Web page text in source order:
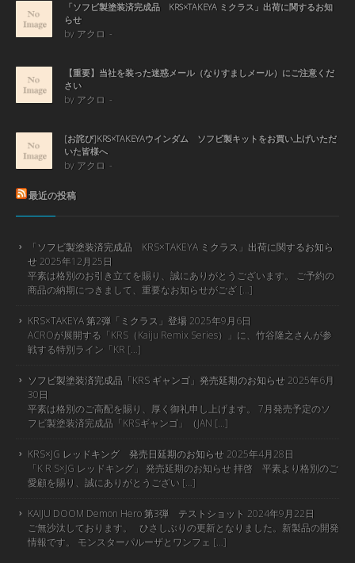
「ソフビ製塗装済完成品 KRS×TAKEYA ミクラス」出荷に関するお知
らせ
by アクロ
【重要】当社を装った迷惑メール（なりすましメール）にご注意くだ
さい
by アクロ
[お詫び]KRS×TAKEYAウインダム ソフビ製キットをお買い上げいただ
いた皆様へ
by アクロ
最近の投稿
「ソフビ製塗装済完成品 KRS×TAKEYA ミクラス」出荷に関するお知ら
せ 2025年12月25日
平素は格別のお引き立てを賜り、誠にありがとうございます。 ご予約の
商品の納期につきまして、重要なお知らせがござ […]
KRS×TAKEYA 第2弾「ミクラス」登場 2025年9月6日
ACROが展開する「KRS（Kaiju Remix Series）」に、竹谷隆之さんが参
戦する特別ライン「KR […]
ソフビ製塗装済完成品「KRS ギャンゴ」発売延期のお知らせ 2025年6月
30日
平素は格別のご高配を賜り、厚く御礼申し上げます。 7月発売予定のソ
フビ製塗装済完成品「KRSギャンゴ」（JAN […]
KRS×JG レッドキング 発売日延期のお知らせ 2025年4月28日
「K R S×JG レッドキング」 発売延期のお知らせ 拝啓 平素より格別のご
愛顧を賜り、誠にありがとうござい […]
KAIJU DOOM Demon Hero 第3弾 テストショット 2024年9月22日
ご無沙汰しております。 ひさしぶりの更新となりました。新製品の開発
情報です。 モンスターパルーザとワンフェ […]